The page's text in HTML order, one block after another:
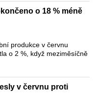
o 18 % méně
produkce v červnu
o 2 %, když meziměsíčně
v červnu proti